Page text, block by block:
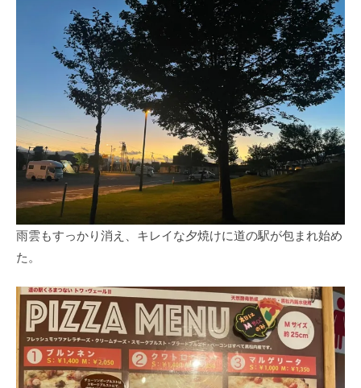
雨雲もすっかり消え、キレイな夕焼けに道の駅が包まれ始め
た。